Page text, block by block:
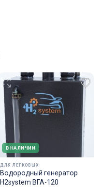
В НАЛИЧИИ
ДЛЯ ЛЕГКОВЫХ
Водородный генератор
H2system ВГА-120